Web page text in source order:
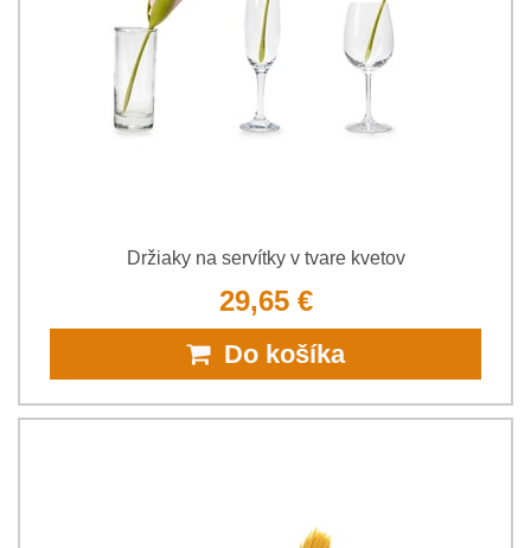
Držiaky na servítky v tvare kvetov
29,65 €
Do košíka